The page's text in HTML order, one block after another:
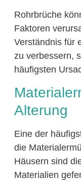
Rohrbrüche
Faktoren
Verständnis für
zu verbessern,
häufigsten
Alterung
Eine der
die
Häusern sind
Materialien